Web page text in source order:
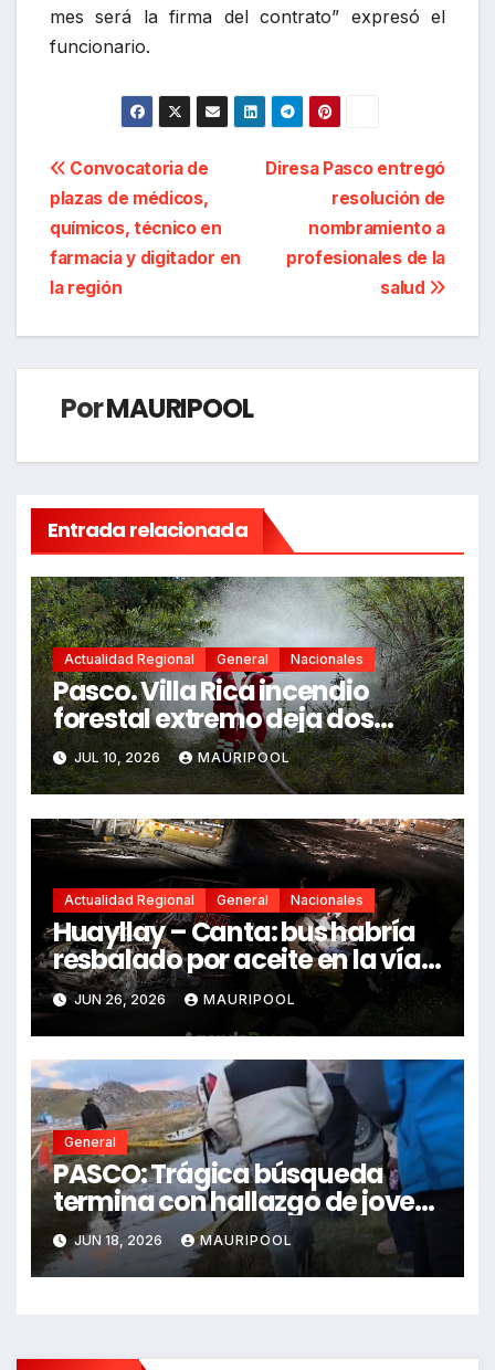
mes será la firma del contrato” expresó el
funcionario.
Navegación
de
entradas
Diresa Pasco entregó
resolución de
nombramiento a
profesionales de la
salud
Convocatoria de
plazas de médicos,
químicos, técnico en
farmacia y digitador en
la región
PorMAURIPOOL
Entrada relacionada
Actualidad Regional General Nacionales
Pasco. Villa Rica incendio
forestal extremo deja dos
fallecidos y heridos
JUL 10, 2026 MAURIPOOL
Actualidad Regional General Nacionales
Huayllay – Canta: bus habría
resbalado por aceite en la vía e
impactó auto siniestrado
dejando dos fallecidos
JUN 26, 2026 MAURIPOOL
General
PASCO: Trágica búsqueda
termina con hallazgo de joven
sin vida en Rancas
JUN 18, 2026 MAURIPOOL